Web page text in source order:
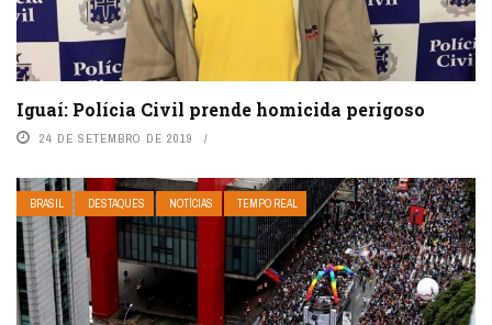
Iguaí: Polícia Civil prende homicida perigoso
24 DE SETEMBRO DE 2019
BRASIL DESTAQUES NOTÍCIAS TEMPO REAL